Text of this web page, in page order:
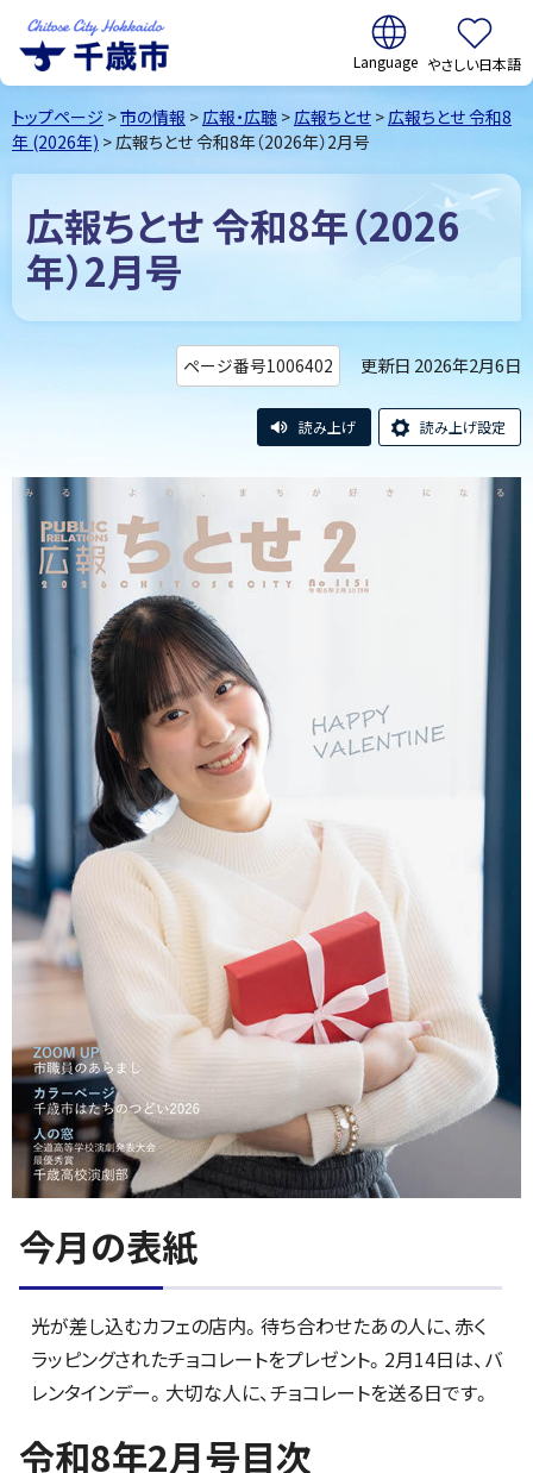
千歳市Chitose
City Hokkaido
翻訳:
やさしい日本語
トップページ >市の情報 >広報・広聴 >広報ちとせ >広報ちとせ 令和8
年 (2026年) > 広報ちとせ 令和8年（2026年）2月号
広報ちとせ 令和8年（2026
年）2月号
ページ番号1006402 更新日 2026年2月6日
読み上げ 読み上げ設定
今月の表紙
光が差し込むカフェの店内。待ち合わせたあの人に、赤く
ラッピングされたチョコレートをプレゼント。2月14日は、バ
レンタインデー。大切な人に、チョコレートを送る日です。
令和8年2月号目次